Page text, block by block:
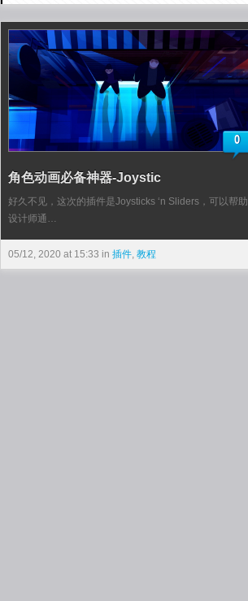
0
角色动画必备神器-Joystic
好久不见，这次的插件是Joysticks ‘n Sliders，可以帮助
设计师通…
05/12, 2020 at 15:33 in 插件, 教程